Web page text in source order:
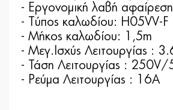
- Εργονομική λαβή
- Tύπος καλωδίου: Η05VV-F
- Μήκος καλωδίου: 1,5m
- Mεγ.Ισχύς Λειτουργίας :
- Τάση Λειτουργίας :
- Pεύμα Λειτουργίας : 16Α